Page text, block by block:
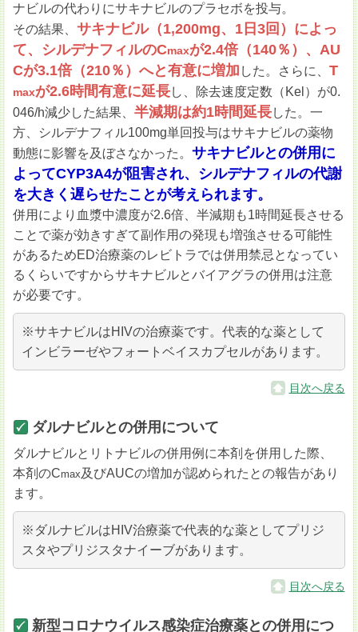
ナビルの代わりにサキナビルのプラセボを投与。
その結果、サキナビル（1,200mg、1日3回）によっ
て、シルデナフィルのCmaxが2.4倍（140％）、AU
Cが3.1倍（210％）へと有意に増加 した。さらに、T
maxが2.6時間有意に延長し、除去速度定数（Kel）が0.
046/h減少した結果、半減期は約1時間延長した。一
方、シルデナフィル100mg単回投与はサキナビルの薬物
動態に影響を及ぼさなかった。サキナビルとの併用に
よってCYP3A4が阻害され、シルデナフィルの代謝
を大きく遅らせたことが考えられます。
併用により血漿中濃度が2.6倍、半減期も1時間延長させる
ことで薬が効きすぎて副作用の発現も増強させる可能性
があるためED治療薬のレビトラでは併用禁忌となってい
るくらいですからサキナビルとバイアグラの併用は注意
が必要です。
※サキナビルはHIVの治療薬です。代表的な薬として
インビラーゼやフォートベイスカプセルがあります。
目次へ戻る
ダルナビルとの併用について
ダルナビルとリトナビルの併用例に本剤を併用した際、
本剤のCmax 及びAUCの増加が認められたとの報告があり
ます。
※ダルナビルはHIV治療薬で代表的な薬としてプリジ
スタやプリジスタナイーブがあります。
目次へ戻る
新型コロナウイルス感染症治療薬との併用につ